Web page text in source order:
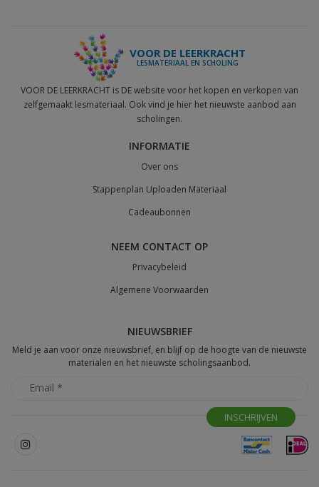
VOOR DE LEERKRACHT
LESMATERIAAL EN SCHOLING
VOOR DE LEERKRACHT is DE website voor het kopen en verkopen van
zelfgemaakt lesmateriaal. Ook vind je hier het nieuwste aanbod aan
scholingen.
INFORMATIE
Over ons
Stappenplan Uploaden Materiaal
Cadeaubonnen
NEEM CONTACT OP
Privacybeleid
Algemene Voorwaarden
NIEUWSBRIEF
Meld je aan voor onze nieuwsbrief, en blijf op de hoogte van de nieuwste
materialen en het nieuwste scholingsaanbod.